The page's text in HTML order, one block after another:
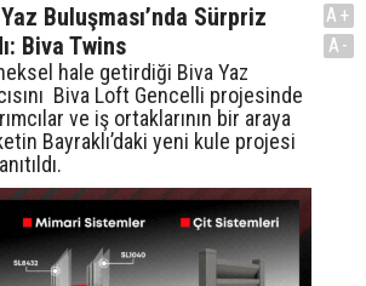
Buluşması’nda Sürpriz
Biva Twins
hale getirdiği Biva Yaz
Biva Loft Gencelli projesinde
ve iş ortaklarının bir araya
Bayraklı’daki yeni kule projesi
A+
A-